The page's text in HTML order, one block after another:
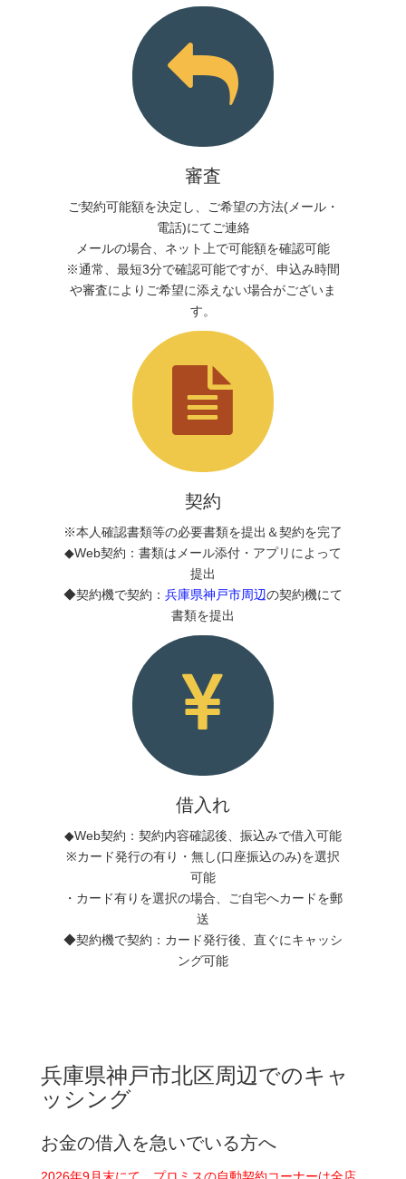
審査
ご契約可能額を決定し、ご希望の方法(メール・
電話)にてご連絡
メールの場合、ネット上で可能額を確認可能
※通常、最短3分で確認可能ですが、申込み時間
や審査によりご希望に添えない場合がございま
す。
契約
※本人確認書類等の必要書類を提出＆契約を完了
◆Web契約：書類はメール添付・アプリによって
提出
◆契約機で契約： 兵庫県神戸市周辺の契約機にて
書類を提出
借入れ
◆Web契約：契約内容確認後、振込みで借入可能
※カード発行の有り・無し(口座振込のみ)を選択
可能
・カード有りを選択の場合、ご自宅へカードを郵
送
◆契約機で契約：カード発行後、直ぐにキャッシ
ング可能
兵庫県神戸市北区周辺でのキャ
ッシング
お金の借入を急いでいる方へ
2026年9月末にて、プロミスの自動契約コーナーは全店